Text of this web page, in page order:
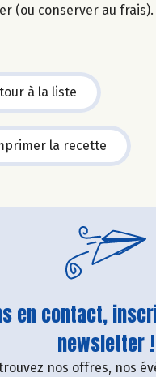
(ou conserver au frais).
à la liste
la recette
en contact,
newsletter !
nos offres, nos